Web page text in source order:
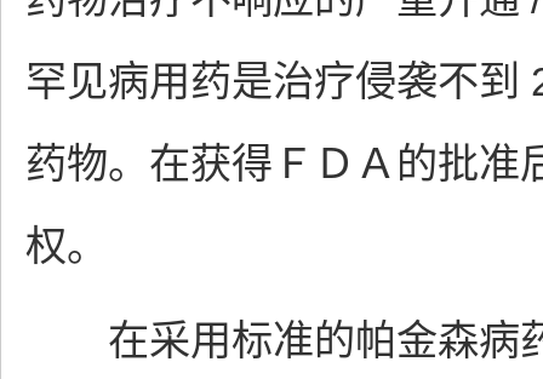
罕见病用药是治疗侵袭不到
药物。在获得ＦＤＡ的批准
权。
在采用标准的帕金森病